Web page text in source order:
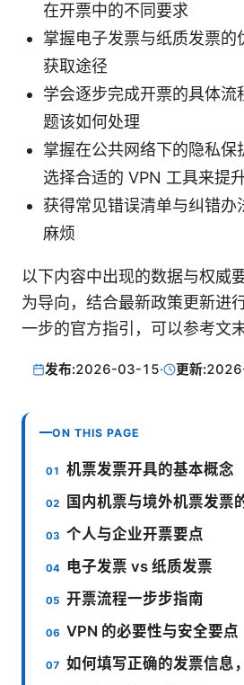
在开票中的不同要求
掌握电子发票与纸质发票的
获取途径
学会逐步完成开票的具体流
题该如何处理
掌握在公共网络下的隐私保
选择合适的 VPN 工具来提
获得常见错误清单与纠错办
麻烦
以下内容中出现的数据与权威
为导向，结合最新政策更新进
一步的官方指引，可以参考文
发布:2026-03-15· 更新:
ON THIS PAGE
机票发票开具的基本概念
国内机票与境外机票发票
个人与企业开票要点
电子发票 vs 纸质发票
开票流程一步步指南
VPN 的必要性与安全要点
如何填写正确的发票信息